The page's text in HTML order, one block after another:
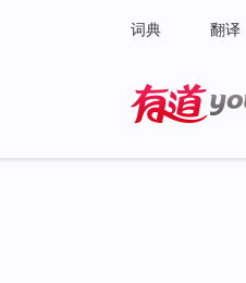
词典 翻译